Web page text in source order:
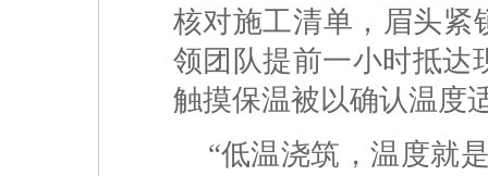
核对施工清单，眉头紧
领团队提前一小时抵达
触摸保温被以确认温度
“低温浇筑，温度就